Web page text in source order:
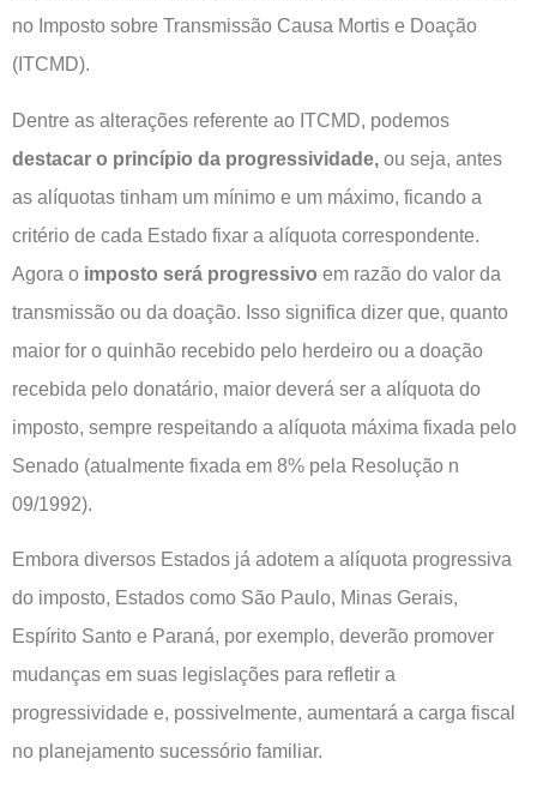
no Imposto sobre Transmissão Causa Mortis e Doação
(ITCMD).
Dentre as alterações referente ao ITCMD, podemos
destacar o princípio da progressividade, ou seja, antes
as alíquotas tinham um mínimo e um máximo, ficando a
critério de cada Estado fixar a alíquota correspondente.
Agora o imposto será progressivo em razão do valor da
transmissão ou da doação. Isso significa dizer que, quanto
maior for o quinhão recebido pelo herdeiro ou a doação
recebida pelo donatário, maior deverá ser a alíquota do
imposto, sempre respeitando a alíquota máxima fixada pelo
Senado (atualmente fixada em 8% pela Resolução n
09/1992).
Embora diversos Estados já adotem a alíquota progressiva
do imposto, Estados como São Paulo, Minas Gerais,
Espírito Santo e Paraná, por exemplo, deverão promover
mudanças em suas legislações para refletir a
progressividade e, possivelmente, aumentará a carga fiscal
no planejamento sucessório familiar.